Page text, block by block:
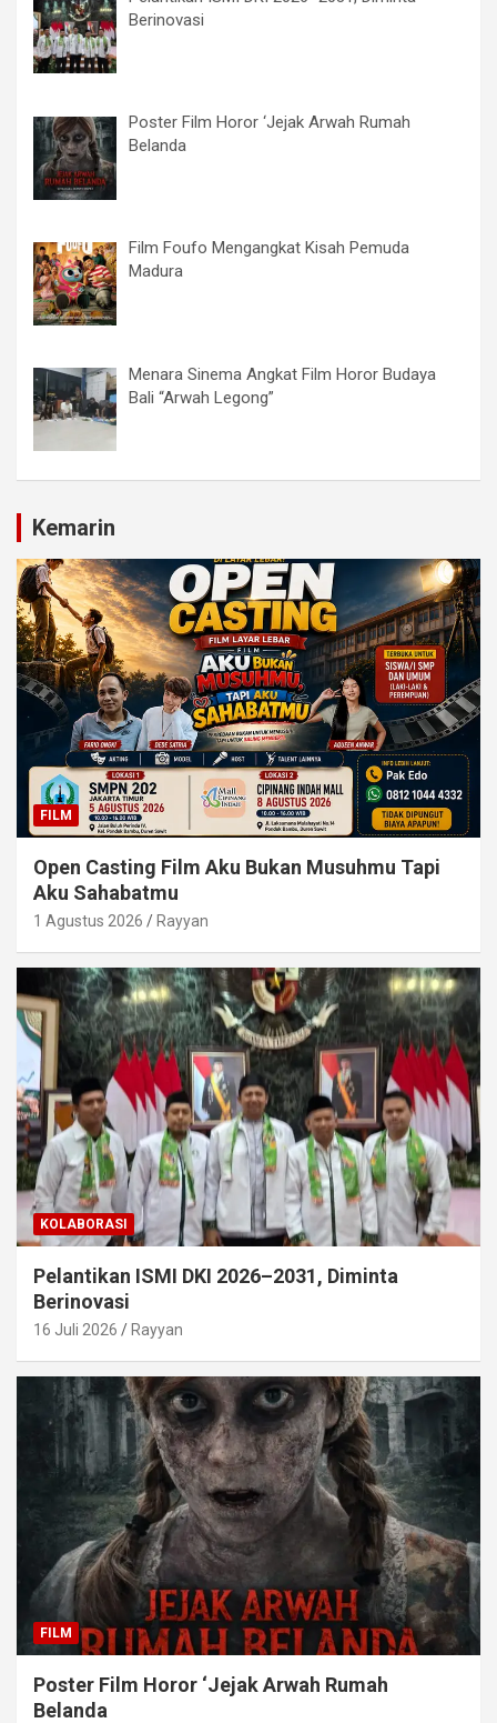
Berinovasi
Poster Film Horor ‘Jejak Arwah Rumah
Belanda
Film Foufo Mengangkat Kisah Pemuda
Madura
Menara Sinema Angkat Film Horor Budaya
Bali “Arwah Legong”
Kemarin
FILM
Open Casting Film Aku Bukan Musuhmu Tapi
Aku Sahabatmu
1 Agustus 2026 Rayyan
KOLABORASI
Pelantikan ISMI DKI 2026–2031, Diminta
Berinovasi
16 Juli 2026 Rayyan
FILM
Poster Film Horor ‘Jejak Arwah Rumah
Belanda